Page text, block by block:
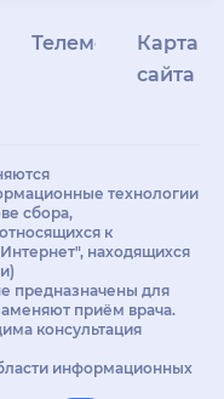
Телемедицина
Карта
сайта
технологии
сбора,
к
находящихся
предназначены для
приём врача.
консультация
информационных